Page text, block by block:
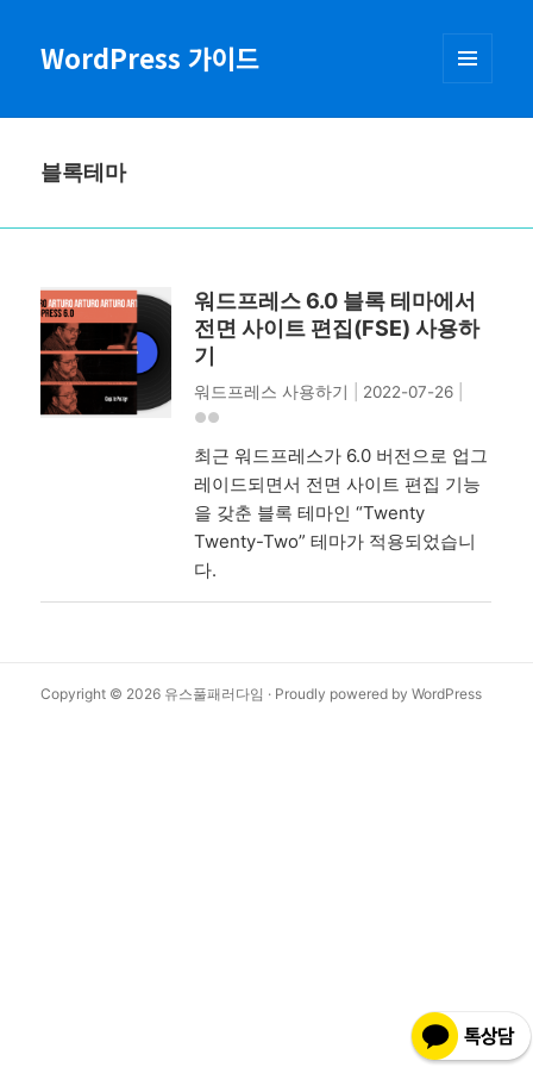
WordPress 가이드
블록테마
워드프레스 6.0 블록 테마에서
전면 사이트 편집(FSE) 사용하
기
워드프레스 사용하기 2022-07-26
최근 워드프레스가 6.0 버전으로 업그
레이드되면서 전면 사이트 편집 기능
을 갖춘 블록 테마인 “Twenty
Twenty-Two” 테마가 적용되었습니
다.
Copyright © 2026 유스풀패러다임 · Proudly powered by WordPress